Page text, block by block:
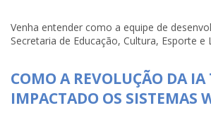
Venha entender como a equipe de
Secretaria de Educação, Cultura, Esporte e
COMO A REVOLUÇÃO DA IA
IMPACTADO OS SISTEMAS